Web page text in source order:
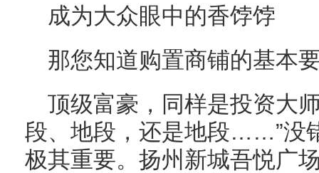
成为大众眼中的香饽饽
那您知道购置商铺的基本
顶级富豪，同样是投资大
段、地段，还是地段……”没
极其重要。扬州新城吾悦广